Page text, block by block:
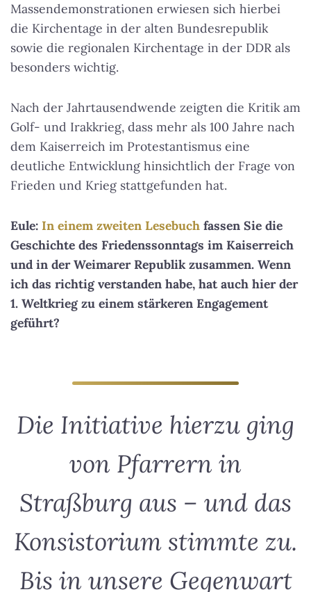
Massendemonstrationen erwiesen sich hierbei
die Kirchentage in der alten Bundesrepublik
sowie die regionalen Kirchentage in der DDR als
besonders wichtig.
Nach der Jahrtausendwende zeigten die Kritik am
Golf- und Irakkrieg, dass mehr als 100 Jahre nach
dem Kaiserreich im Protestantismus eine
deutliche Entwicklung hinsichtlich der Frage von
Frieden und Krieg stattgefunden hat.
Eule: In einem zweiten Lesebuch fassen Sie die
Geschichte des Friedenssonntags im Kaiserreich
und in der Weimarer Republik zusammen. Wenn
ich das richtig verstanden habe, hat auch hier der
1. Weltkrieg zu einem stärkeren Engagement
geführt?
Die Initiative hierzu ging
von Pfarrern in
Straßburg aus – und das
Konsistorium stimmte zu.
Bis in unsere Gegenwart